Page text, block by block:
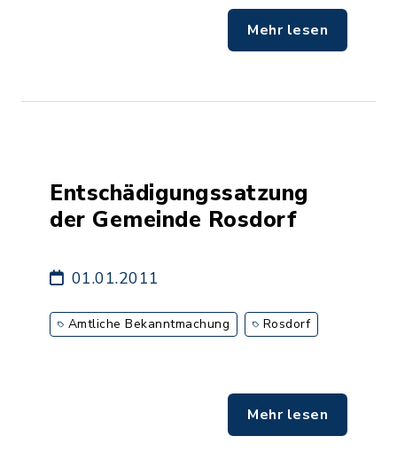
Mehr lesen
Entschädigungssatzung
der Gemeinde Rosdorf
01.01.2011
Amtliche Bekanntmachung Rosdorf
Mehr lesen